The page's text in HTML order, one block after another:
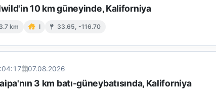
10 km güneyinde, Kaliforniya
km I 33.65, -116.70
07.08.2026
3 km batı-güneybatısında, Kaliforniya